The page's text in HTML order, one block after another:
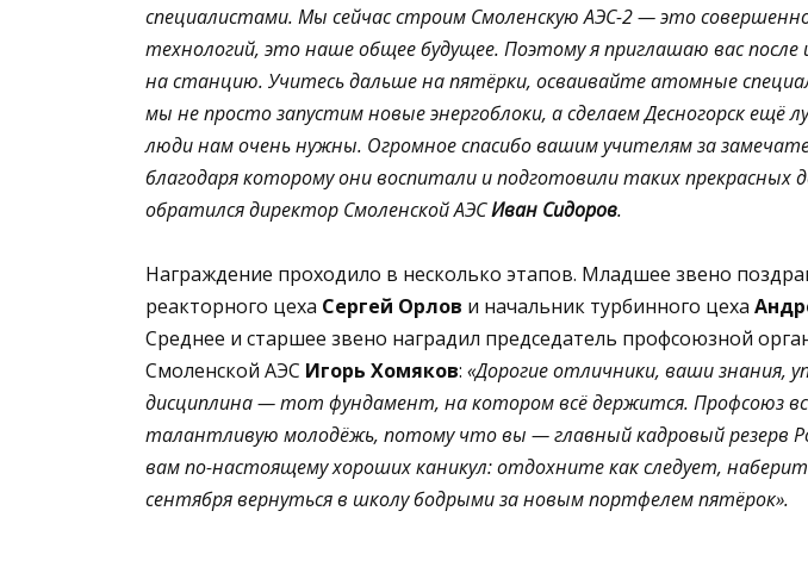
специалистами. Мы сейчас строим Смоленскую АЭС-2 — это
технологий, это наше общее будущее. Поэтому я приглашаю вас
на станцию. Учитесь дальше на пятёрки, осваивайте атомные
мы не просто запустим новые энергоблоки, а сделаем Десногорск ещё
люди нам очень нужны. Огромное спасибо вашим учителям за
благодаря которому они воспитали и подготовили таких прекрасных
обратился директор Смоленской АЭСИван Сидоров.
Награждение проходило в несколько этапов. Младшее звено
реакторного цеха Сергей Орлов и начальник турбинного цеха
Среднее и старшее звено наградил председатель профсоюзной
Смоленской АЭС Игорь Хомяков: «Дорогие отличники, ваши знания,
дисциплина — тот фундамент, на котором всё держится. Профсоюз
талантливую молодёжь, потому что вы — главный кадровый резерв
вам по-настоящему хороших каникул: отдохните как следует,
сентября вернуться в школу бодрыми за новым портфелем пятёрок».